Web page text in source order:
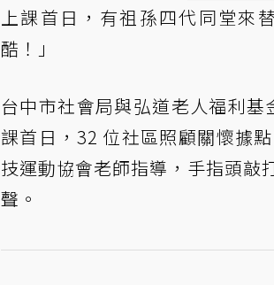
上課首日，有祖孫四代同堂來
酷！」
台中市社會局與弘道老人福利
課首日，32 位社區照顧關懷據
技運動協會老師指導，手指頭敲
聲。